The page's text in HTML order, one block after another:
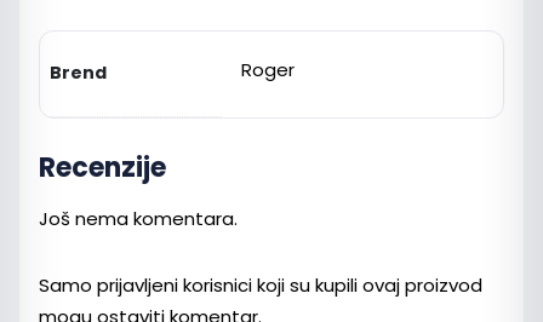
Brend Roger
Recenzije
Još nema komentara.
Samo prijavljeni korisnici koji su kupili ovaj proizvod
mogu ostaviti komentar.